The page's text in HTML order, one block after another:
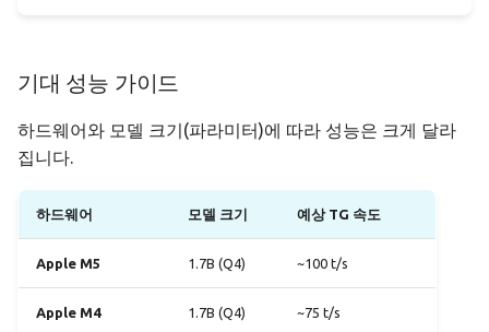
기대 성능 가이드
하드웨어와 모델 크기(파라미터)에 따라 성능은 크게 달라
집니다.
하드웨어 모델 크기 예상 TG 속도
Apple M5 1.7B (Q4) ~100 t/s
Apple M4 1.7B (Q4) ~75 t/s